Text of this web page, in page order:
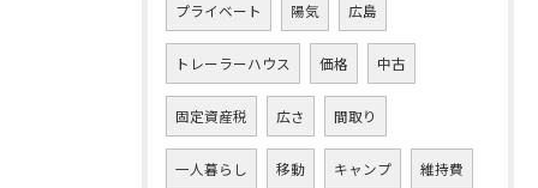
プライベート 陽気 広島
トレーラーハウス 価格 中古
固定資産税 広さ 間取り
一人暮らし 移動 キャンプ 維持費